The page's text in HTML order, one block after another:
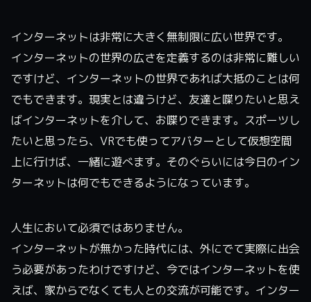
インターネットは非常に大きく無制限に広い世界です。
インターネットの世界の広さを定義するのは非常に難しい
ですけど、インターネットの世界であれば大抵のことは何
でもできます。現実とは違うけど、友達と喋りたいと思え
ばインターネットを介して、お喋りできます。スポーツし
たいと思ったら、VRでも使ってアバターとして仮想空間
上に行けば、一緒に遊べます。そのぐらいには今日のイン
ターネットは何でもできるようになっています。
人生において必須ではありません。
インターネットが無かった時代には、外にでて実際に出会
う必要があったわけですけど、今ではインターネットを使
えば、家からでなくても人との交流が可能です。インター